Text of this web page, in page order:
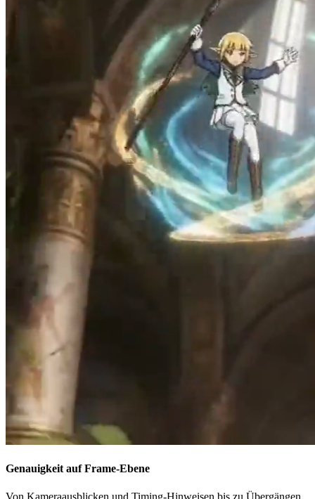
Genauigkeit auf Frame-Ebene
Von Kameraausblicken und Timing-Hinweisen bis zu Übergängen